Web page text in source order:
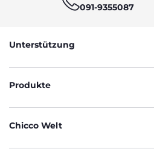
091-9355087
Unterstützung
Produkte
Chicco Welt